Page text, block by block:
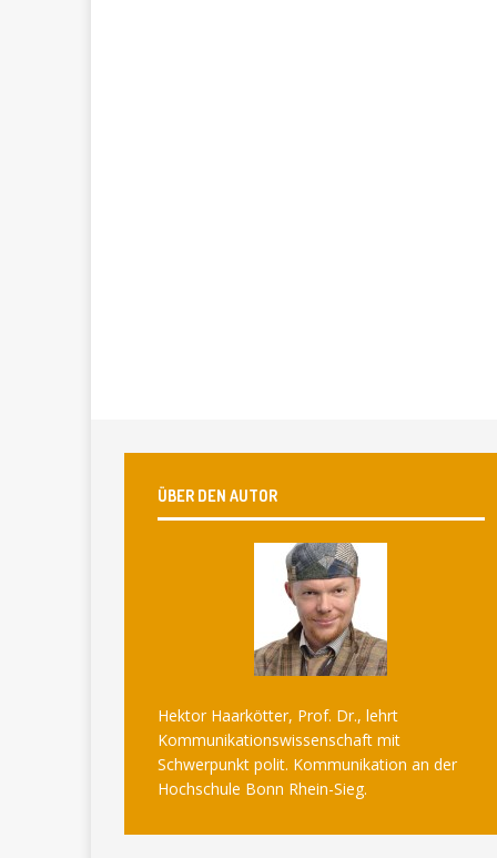
ÜBER DEN AUTOR
Hektor Haarkötter, Prof. Dr., lehrt
Kommunikationswissenschaft mit
Schwerpunkt polit. Kommunikation an der
Hochschule Bonn Rhein-Sieg.